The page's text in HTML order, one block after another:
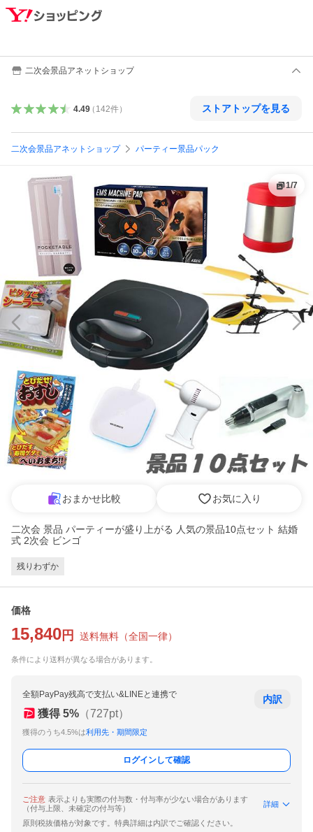
二次会景品アネットショップ
4.49（ 142件） ストアトップを見る
二次会景品アネットショップ パーティー景品パック
1/7
おまかせ比較 お気に入り
二次会 景品 パーティーが盛り上がる 人気の景品10点セット 結婚
式 2次会 ビンゴ
残りわずか
価格
15,840 円 送料無料 （全国一律）
条件により送料が異なる場合があります。
全額PayPay残高で支払い&LINEと連携で
獲得 5% （727pt）
獲得のうち4.5%は利用先・期間限定
内訳
ログインして確認
ご注意 表示よりも実際の付与数・付与率が少ない場合があります
（付与上限、未確定の付与等）
詳細
原則税抜価格が対象です。特典詳細は内訳でご確認ください。